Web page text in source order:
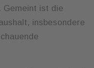
Gemeint ist die
insbesondere